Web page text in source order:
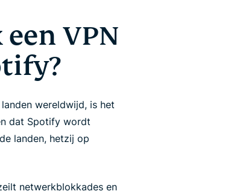
VPN
wereldwijd, is het
dat Spotify wordt
landen, hetzij op
netwerkblokkades en